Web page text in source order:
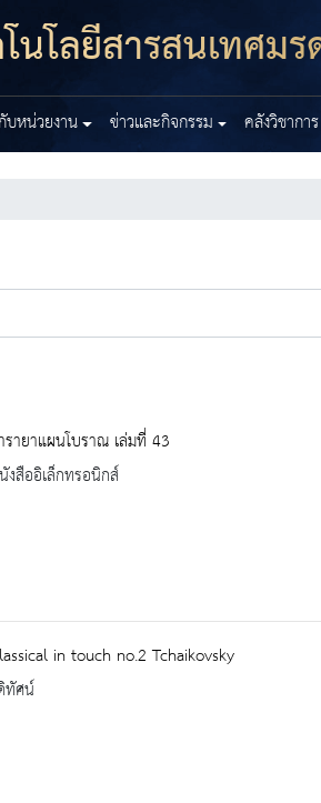
นโลยีสารสนเทศม
บหน่วยงาน ข่าวและกิจกรรม คลังวิชาการ
รายาแผนโบราณ เล่มที่ 43
งสืออิเล็กทรอนิกส์
in touch no.2 Tchaikovsky
ทัศน์